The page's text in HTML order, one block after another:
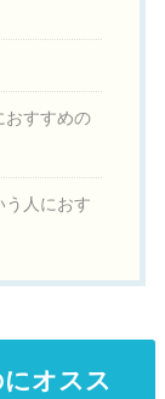
おすすめの
う人におす
オスス